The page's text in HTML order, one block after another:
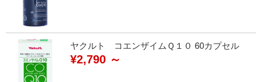
ヤクルト コエンザイムＱ１０ 60カプセル
¥2,790 ～